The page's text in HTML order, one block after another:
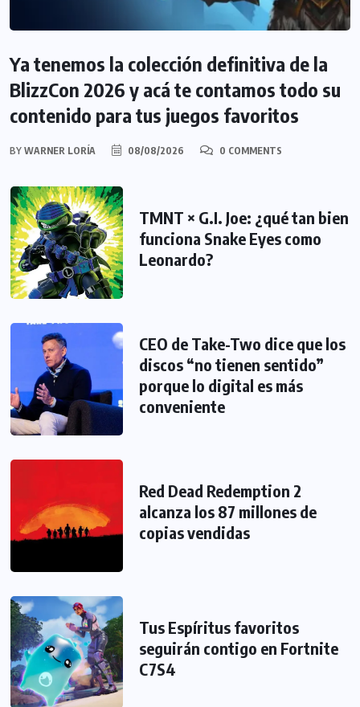
Ya tenemos la colección definitiva de la
BlizzCon 2026 y acá te contamos todo su
contenido para tus juegos favoritos
BY WARNER LORÍA 08/08/2026 0 COMMENTS
TMNT × G.I. Joe: ¿qué tan bien
funciona Snake Eyes como
Leonardo?
CEO de Take-Two dice que los
discos “no tienen sentido”
porque lo digital es más
conveniente
Red Dead Redemption 2
alcanza los 87 millones de
copias vendidas
Tus Espíritus favoritos
seguirán contigo en Fortnite
C7S4